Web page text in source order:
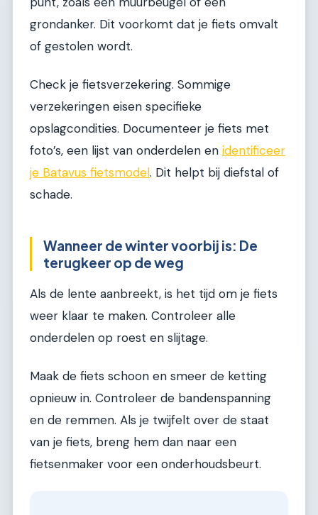
grondanker. Dit voorkomt dat je fiets omvalt
of gestolen wordt.
Check je fietsverzekering. Sommige
verzekeringen eisen specifieke
opslagcondities. Documenteer je fiets met
foto’s, een lijst van onderdelen en identificeer
je Batavus fietsmodel. Dit helpt bij diefstal of
schade.
Wanneer de winter voorbij is: De
terugkeer op de weg
Als de lente aanbreekt, is het tijd om je fiets
weer klaar te maken. Controleer alle
onderdelen op roest en slijtage.
Maak de fiets schoon en smeer de ketting
opnieuw in. Controleer de bandenspanning
en de remmen. Als je twijfelt over de staat
van je fiets, breng hem dan naar een
fietsenmaker voor een onderhoudsbeurt.